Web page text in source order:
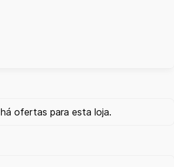
ofertas para esta loja.